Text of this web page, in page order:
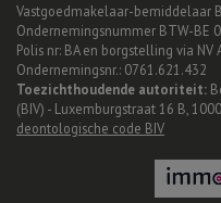
Vastgoedmakelaar-bemiddelaar
Ondernemingsnummer BTW-BE
Polis nr: BA en borgstelling via
Ondernemingsnr.: 0761.621.432
Toezichthoudende autoriteit:
(BIV) - Luxemburgstraat 16 B,
deontologische code BIV